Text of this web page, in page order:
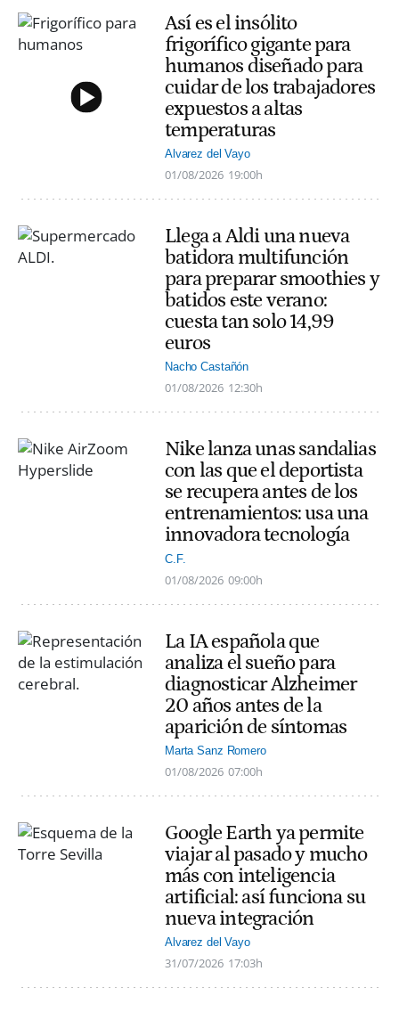
Así es el insólito
frigorífico gigante para
humanos diseñado para
cuidar de los trabajadores
expuestos a altas
temperaturas
Alvarez del Vayo
01/08/2026 19:00h
Llega a Aldi una nueva
batidora multifunción
para preparar smoothies y
batidos este verano:
cuesta tan solo 14,99
euros
Nacho Castañón
01/08/2026 12:30h
Nike lanza unas sandalias
con las que el deportista
se recupera antes de los
entrenamientos: usa una
innovadora tecnología
C.F.
01/08/2026 09:00h
La IA española que
analiza el sueño para
diagnosticar Alzheimer
20 años antes de la
aparición de síntomas
Marta Sanz Romero
01/08/2026 07:00h
Google Earth ya permite
viajar al pasado y mucho
más con inteligencia
artificial: así funciona su
nueva integración
Alvarez del Vayo
31/07/2026 17:03h